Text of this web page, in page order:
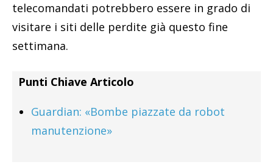
telecomandati potrebbero essere in grado di
visitare i siti delle perdite già questo fine
settimana.
Punti Chiave Articolo
Guardian: «Bombe piazzate da robot
manutenzione»